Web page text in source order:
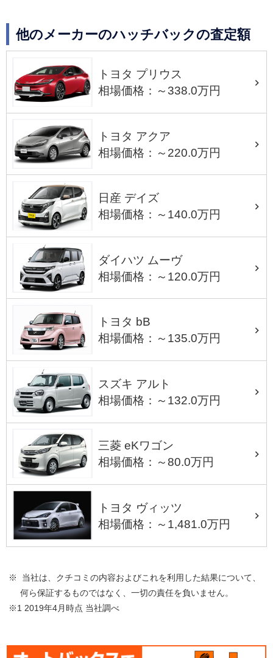
他のメーカーのハッチバックの査定額
トヨタ プリウス
相場価格：～338.0万円
トヨタ アクア
相場価格：～220.0万円
日産 デイズ
相場価格：～140.0万円
ダイハツ ムーヴ
相場価格：～120.0万円
トヨタ bB
相場価格：～135.0万円
スズキ アルト
相場価格：～132.0万円
三菱 eKワゴン
相場価格：～80.0万円
トヨタ ヴィッツ
相場価格：～1,481.0万円
※ 当社は、クチコミの内容およびこれを利用した結果について、
何ら保証するものではなく、一切の責任を負いません。
※1 2019年4月時点 当社調べ